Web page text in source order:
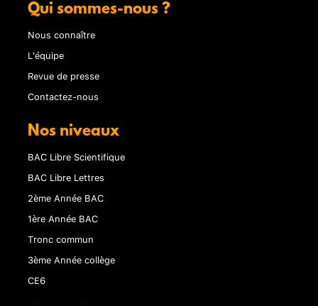
Qui sommes-nous ?
Nous connaître
L'équipe
Revue de presse
Contactez-nous
Nos niveaux
BAC Libre Scientifique
BAC Libre Lettres
2ème Année BAC
1ère Année BAC
Tronc commun
3ème Année collège
CE6